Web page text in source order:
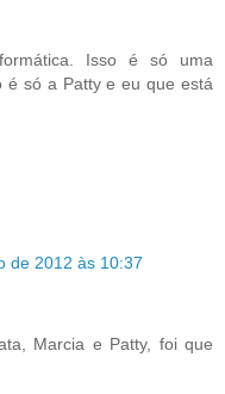
Isso é só uma
é só a Patty e eu que está
de 2012 às 10:37
Marcia e Patty, foi que